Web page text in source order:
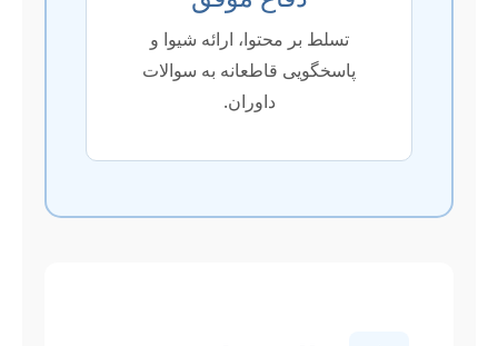
تسلط بر محتوا، ارائه شیوا و
پاسخگویی قاطعانه به سوالات
داوران.